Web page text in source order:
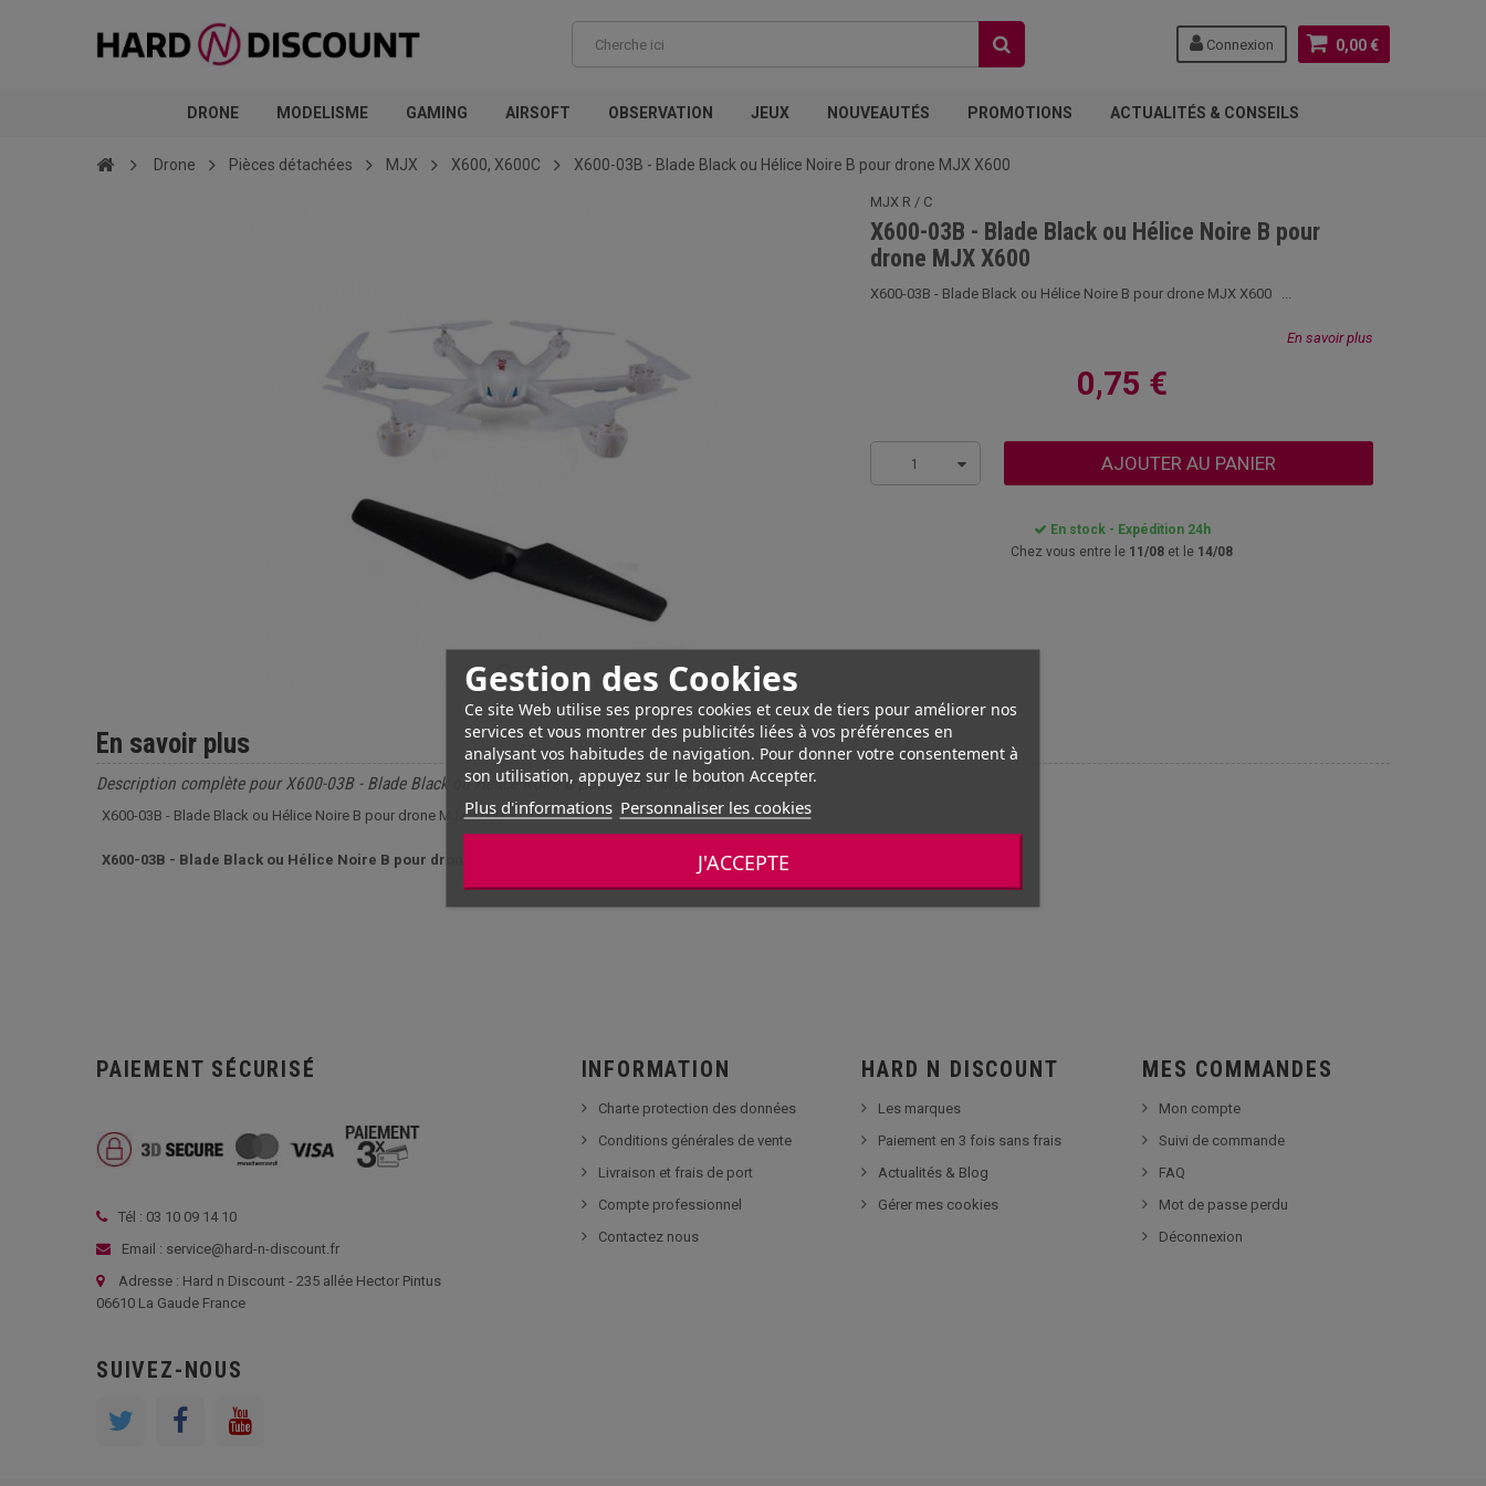
0,00 €
Connexion
DRONE MODELISME GAMING AIRSOFT OBSERVATION JEUX NOUVEAUTÉS PROMOTIONS ACTUALITÉS & CONSEILS
Gestion des Cookies
Ce site Web utilise ses propres cookies et ceux de tiers pour améliorer nos
services et vous montrer des publicités liées à vos préférences en
analysant vos habitudes de navigation. Pour donner votre consentement à
son utilisation, appuyez sur le bouton Accepter.
Plus d'informations Personnaliser les cookies
J'ACCEPTE
Drone Pièces détachées MJX X600, X600C X600-03B - Blade Black ou Hélice Noire B pour drone MJX X600
MJX R / C
X600-03B - Blade Black ou Hélice Noire B pour
drone MJX X600
X600-03B - Blade Black ou Hélice Noire B pour drone MJX X600 ...
En savoir plus
0,75 €
1 AJOUTER AU PANIER
En stock - Expédition 24h
Chez vous entre le 11/08 et le 14/08
En savoir plus
Description complète pour X600-03B - Blade Black ou Hélice Noire B pour drone MJX X600
X600-03B - Blade Black ou Hélice Noire B pour drone MJX X600
X600-03B - Blade Black ou Hélice Noire B pour drone MJX X600
PAIEMENT SÉCURISÉ
Tél : 03 10 09 14 10
Email : service@hard-n-discount.fr
Adresse : Hard n Discount - 235 allée Hector Pintus
06610 La Gaude France
SUIVEZ-NOUS
INFORMATION
Charte protection des données
Conditions générales de vente
Livraison et frais de port
Compte professionnel
Contactez nous
HARD N DISCOUNT
Les marques
Paiement en 3 fois sans frais
Actualités & Blog
Gérer mes cookies
MES COMMANDES
Mon compte
Suivi de commande
FAQ
Mot de passe perdu
Déconnexion